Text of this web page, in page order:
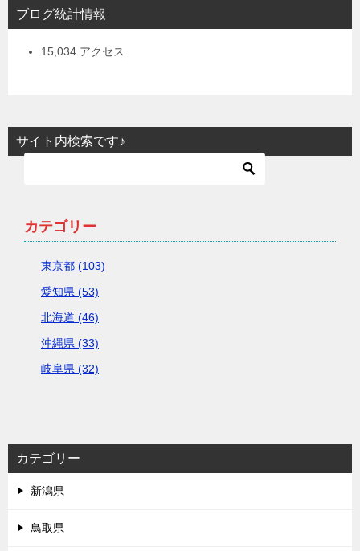
ブログ統計情報
15,034 アクセス
サイト内検索です♪
カテゴリー
東京都 (103)
愛知県 (53)
北海道 (46)
沖縄県 (33)
岐阜県 (32)
カテゴリー
新潟県
鳥取県